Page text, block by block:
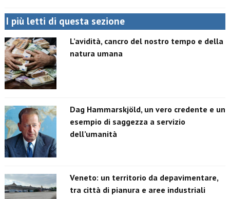
I più letti di questa sezione
L’avidità, cancro del nostro tempo e della
natura umana
Dag Hammarskjöld, un vero credente e un
esempio di saggezza a servizio
dell’umanità
Veneto: un territorio da depavimentare,
tra città di pianura e aree industriali